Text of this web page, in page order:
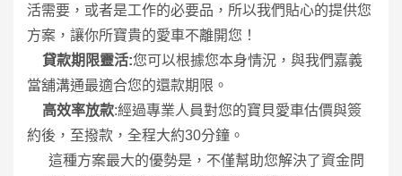
活需要，或者是工作的必要品，所以我們貼心的提供您
方案，讓你所寶貴的愛車不離開您！
貸款期限靈活:您可以根據您本身情況，與我們嘉義
當舖溝通最適合您的還款期限。
高效率放款:經過專業人員對您的寶貝愛車估價與簽
約後，至撥款，全程大約30分鐘。
這種方案最大的優勢是，不僅幫助您解決了資金問